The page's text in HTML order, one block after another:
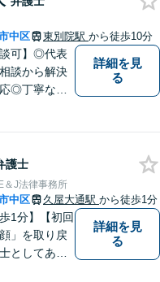
経験がござ
中区 東別院駅 から徒歩10分
談可】◎代表
談から解決
◎丁寧な対
続問題】遺
もお任せく
】
詳細を見
る
護士
＆J法律事務所
中区 久屋大通駅 から徒歩1分
1分】【初回
」を取り戻
としてあら
詳細を見
る